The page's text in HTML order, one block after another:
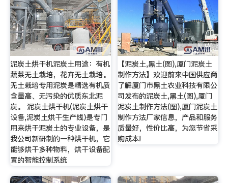
泥炭土烘干机泥炭土用途：有机
蔬菜无土栽培，花卉无土栽培。
无土栽培专用泥炭是精选有机质
含量高、无污染的优质东北泥
炭。 泥炭土烘干机(泥炭土烘干
设备,泥炭土烘干生产线)是专门
用来烘干泥炭土的专业设备，是
我公司新研制的一种烘干机，它
能够烘干多种物料，烘干设备配
置的智能控制系统
【泥炭土,黑土(图),厦门泥炭土
制作方法】欢迎前来中国供应商
了解厦门市黑土农业科技有限公
司发布的泥炭土,黑土(图),厦门
泥炭土制作方法(图),厦门泥炭土
制作方法厂家信息，产品和服务
质量好，性价比高，为您节省采
购成本!